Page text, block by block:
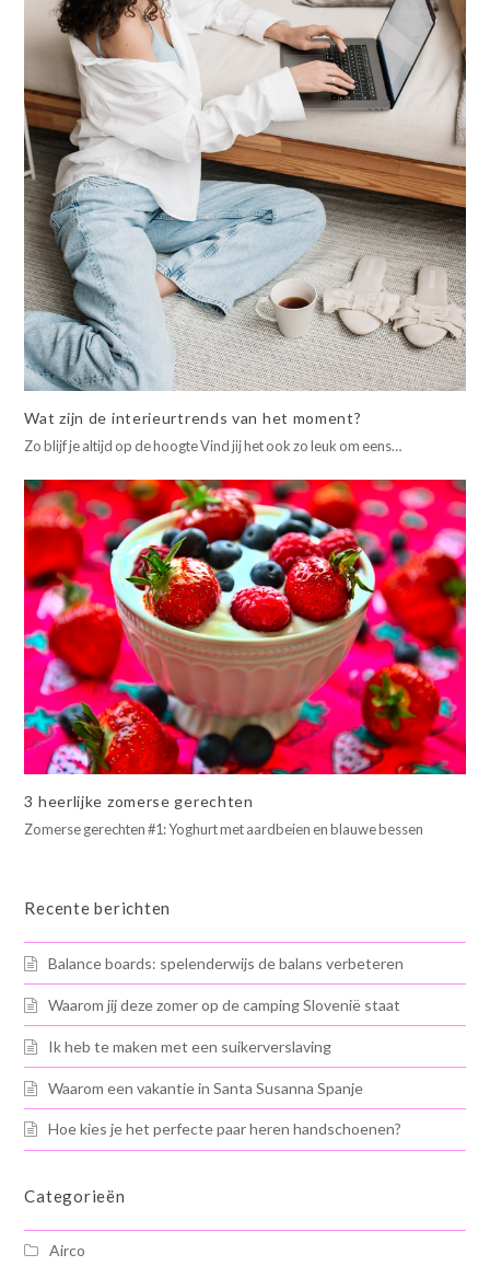
Wat zijn de interieurtrends van het moment?
Zo blijf je altijd op de hoogte Vind jij het ook zo leuk om eens…
3 heerlijke zomerse gerechten
Zomerse gerechten #1: Yoghurt met aardbeien en blauwe bessen
Recente berichten
Balance boards: spelenderwijs de balans verbeteren
Waarom jij deze zomer op de camping Slovenië staat
Ik heb te maken met een suikerverslaving
Waarom een vakantie in Santa Susanna Spanje
Hoe kies je het perfecte paar heren handschoenen?
Categorieën
Airco